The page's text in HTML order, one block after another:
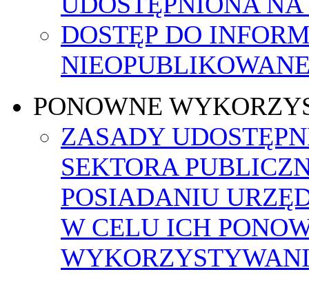
DOSTĘP DO
PONOWNE
ZASADY
SEKTORA
POSIADANIU
W CELU ICH